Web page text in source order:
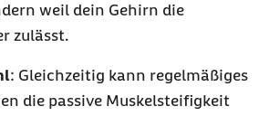
weil dein Gehirn die
zulässt.
: Gleichzeitig kann regelmäßiges
die passive Muskelsteifigkeit